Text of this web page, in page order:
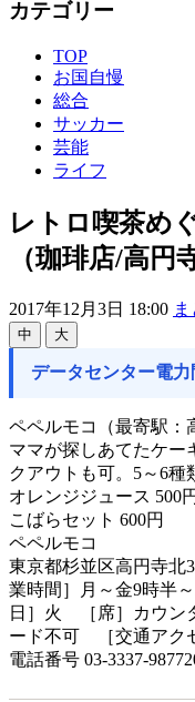
カテゴリー
TOP
お国自慢
総合
サッカー
芸能
ライフ
レトロ喫茶め
（珈琲店/高円
2017年12月3日 18:00
中 大
データセンター電
ペペルモコ（最寄駅：
ママが探しあてたケー
クアウトも可。5～6種
オレンジジュース 500円
こばらセット 600円
ペペルモコ
東京都杉並区高円寺
業時間］月～金9時
日］火 ［席］カウン
ード不可 ［交通アク
電話番号 03-3337-